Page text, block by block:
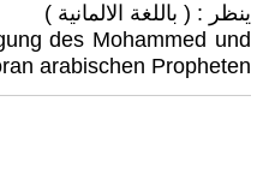
ينظر : ( باللغة الالمانية )
des Mohammed und
arabischen Propheten.